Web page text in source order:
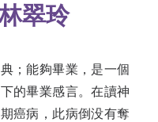
翠玲
；能夠畢業，是一個
的畢業感言。在讀神
癌病，此病倒没有奪